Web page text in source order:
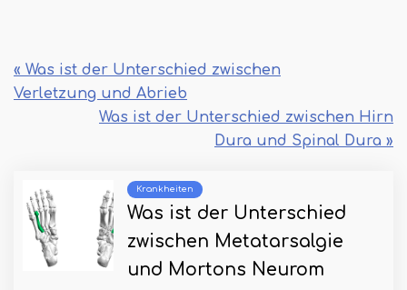
« Was ist der Unterschied zwischen
Verletzung und Abrieb
Was ist der Unterschied zwischen Hirn
Dura und Spinal Dura »
Krankheiten
Was ist der Unterschied
zwischen Metatarsalgie
und Mortons Neurom